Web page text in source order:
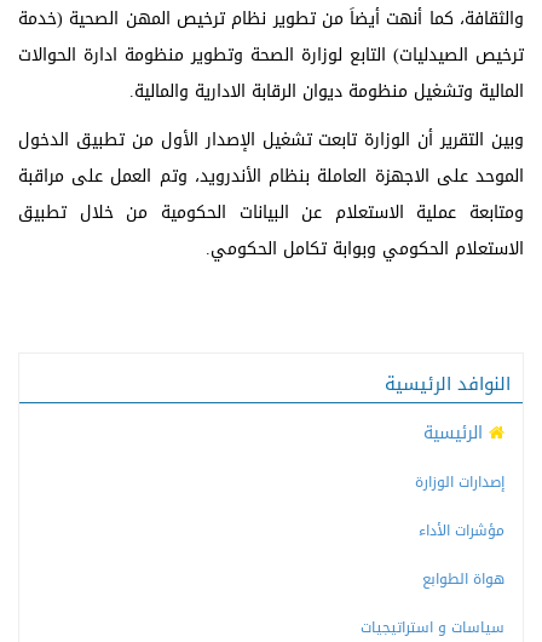
والثقافة، كما أنهت أيضاَ من تطوير نظام ترخيص المهن الصحية (خدمة
ترخيص الصيدليات) التابع لوزارة الصحة وتطوير منظومة ادارة الحوالات
المالية وتشغيل منظومة ديوان الرقابة الادارية والمالية.
وبين التقرير أن الوزارة تابعت تشغيل الإصدار الأول من تطبيق الدخول
الموحد على الاجهزة العاملة بنظام الأندرويد، وتم العمل على مراقبة
ومتابعة عملية الاستعلام عن البيانات الحكومية من خلال تطبيق
الاستعلام الحكومي وبوابة تكامل الحكومي.
النوافد الرئيسية
الرئيسية
إصدارات الوزارة
مؤشرات الأداء
هواة الطوابع
سياسات و استراتيجيات